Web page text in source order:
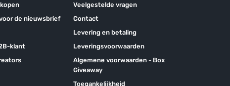
de nieuwsbrief
klant
Veelgestelde vragen
Contact
Levering en betaling
Leveringsvoorwaarden
Algemene voorwaarden - Box
Giveaway
Toegankelijkheid